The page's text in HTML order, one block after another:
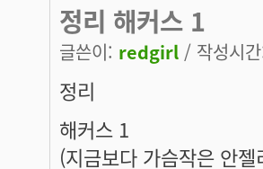
정리 해커스 1
글쓴이: redgirl / 작성시
정리
해커스 1
(지금보다 가슴작은 안